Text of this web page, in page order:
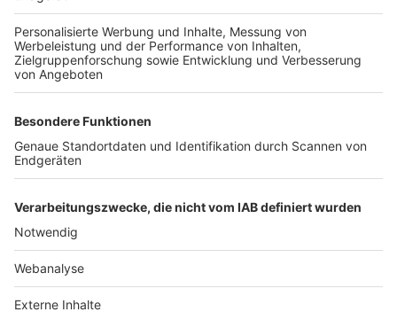
TOP-PARTNER
Nutzungsbedingungen Datenschutz Impressum